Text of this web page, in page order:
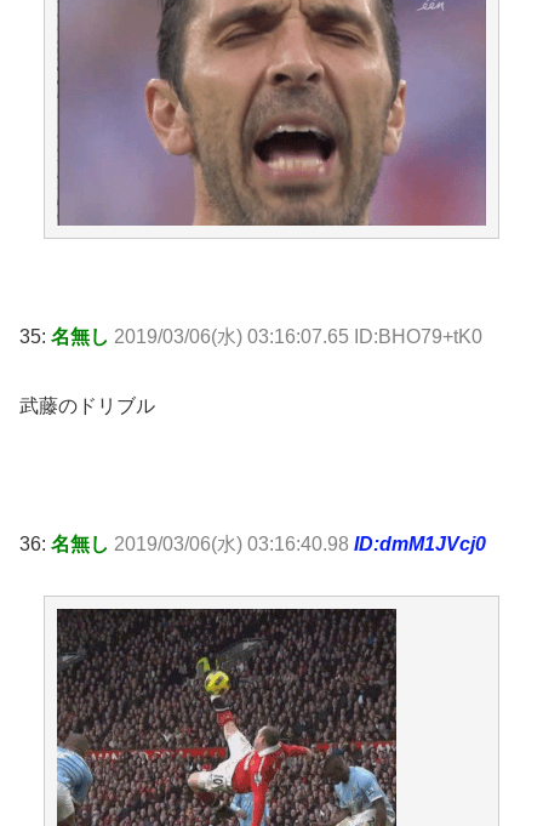
35: 名無し 2019/03/06(水) 03:16:07.65 ID:BHO79+tK0
武藤のドリブル
36: 名無し 2019/03/06(水) 03:16:40.98 ID:dmM1JVcj0